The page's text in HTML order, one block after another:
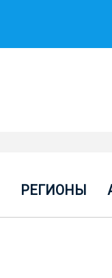
РЕГИОНЫ